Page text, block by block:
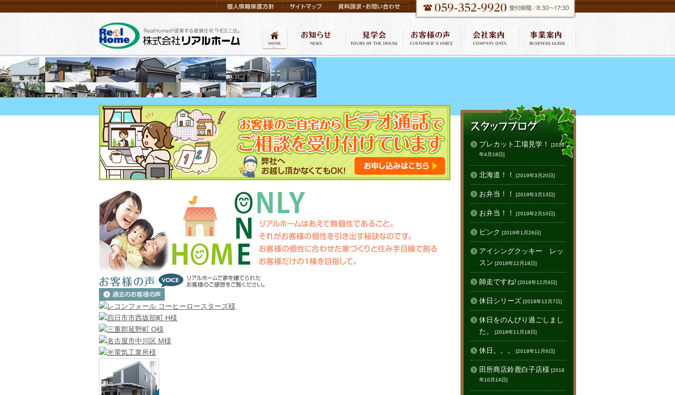
プレカット工場見学！ [2019
年4月18日]
北海道！！ [2019年3月20日]
お弁当！！ [2019年3月13日]
お弁当！！ [2019年2月10日]
ピンク [2019年1月26日]
アイシングクッキー レッ
スン [2018年12月18日]
師走ですね! [2018年12月9日]
休日シリーズ [2018年12月7日]
休日をのんびり過ごしまし
た。
[2018年11月18日]
休日。。。 [2018年11月6日]
田所商店鈴鹿白子店様 [2018
年10月14日]